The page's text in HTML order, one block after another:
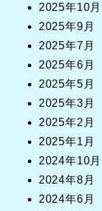
2025年10月
2025年9月
2025年7月
2025年6月
2025年5月
2025年3月
2025年2月
2025年1月
2024年10月
2024年8月
2024年6月